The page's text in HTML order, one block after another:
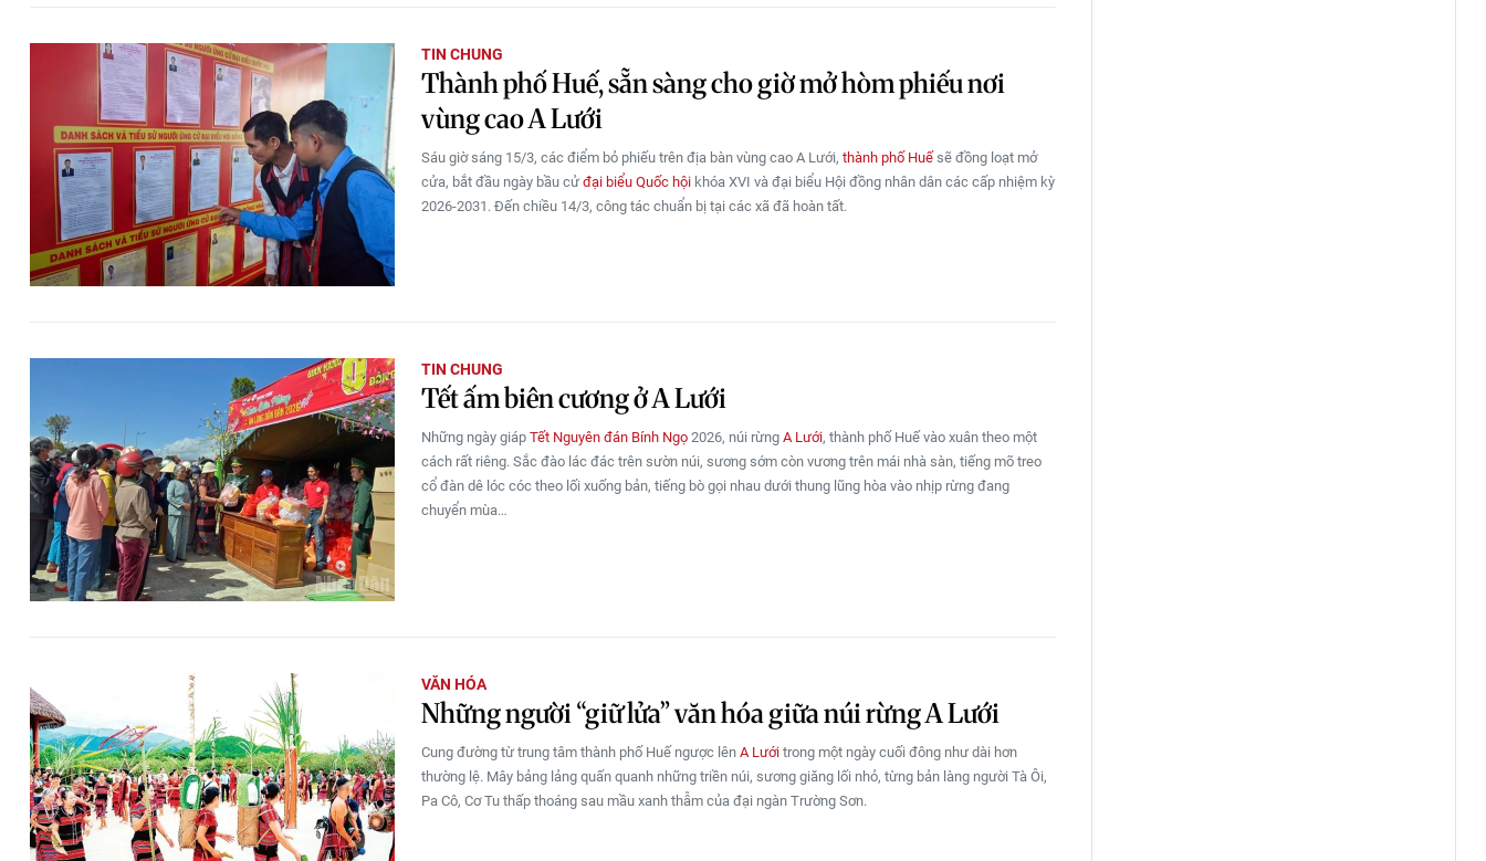
TIN CHUNG
Thành phố Huế, sẵn sàng cho giờ mở hòm phiếu nơi
vùng cao A Lưới
Sáu giờ sáng 15/3, các điểm bỏ phiếu trên địa bàn vùng cao A Lưới, thành phố Huế sẽ đồng loạt mở
cửa, bắt đầu ngày bầu cử đại biểu Quốc hội khóa XVI và đại biểu Hội đồng nhân dân các cấp nhiệm kỳ
2026-2031. Đến chiều 14/3, công tác chuẩn bị tại các xã đã hoàn tất.
TIN CHUNG
Tết ấm biên cương ở A Lưới
Những ngày giáp Tết Nguyên đán Bính Ngọ 2026, núi rừng A Lưới, thành phố Huế vào xuân theo một
cách rất riêng. Sắc đào lác đác trên sườn núi, sương sớm còn vương trên mái nhà sàn, tiếng mõ treo
cổ đàn dê lóc cóc theo lối xuống bản, tiếng bò gọi nhau dưới thung lũng hòa vào nhịp rừng đang
chuyển mùa…
VĂN HÓA
Những người “giữ lửa” văn hóa giữa núi rừng A Lưới
Cung đường từ trung tâm thành phố Huế ngược lên A Lưới trong một ngày cuối đông như dài hơn
thường lệ. Mây bảng lảng quấn quanh những triền núi, sương giăng lối nhỏ, từng bản làng người Tà Ôi,
Pa Cô, Cơ Tu thấp thoáng sau mầu xanh thẫm của đại ngàn Trường Sơn.